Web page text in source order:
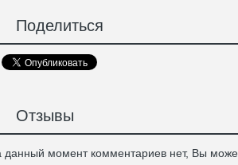
Поделиться
Отзывы
данный момент комментариев нет, Вы